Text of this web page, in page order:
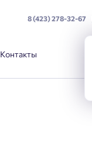
8 (423) 278-32-67
Контакты